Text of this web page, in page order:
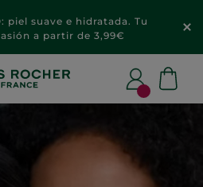
piel suave e hidratada. Tu
a partir de 3,99€